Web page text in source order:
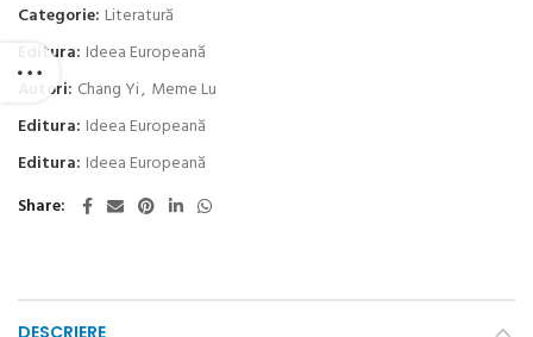
Categorie: Literatură
Editura: Ideea Europeană
Autori: Chang Yi, Meme Lu
Editura: Ideea Europeană
Editura: Ideea Europeană
Share